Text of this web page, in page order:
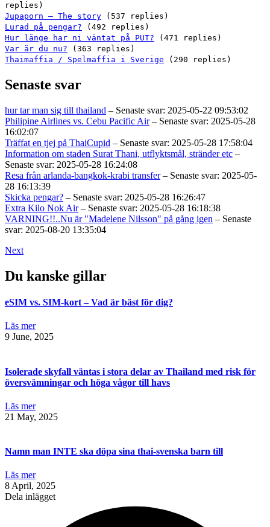
replies)
Jupaporn – The story (537 replies)
Lurad på pengar? (492 replies)
Hur länge har ni väntat på PUT? (471 replies)
Var är du nu? (363 replies)
Thaimaffia / Spelmaffia i Sverige (290 replies)
Senaste svar
hur tar man sig till thailand – Senaste svar: 2025-05-22 09:53:02
Philipine Airlines vs. Cebu Pacific Air– Senaste svar: 2025-05-28
16:02:07
Träffat en tjej på ThaiCupid – Senaste svar: 2025-05-28 17:58:04
Information om staden Surat Thani, utflyktsmål, stränder etc –
Senaste svar: 2025-05-28 16:24:08
Resa från arlanda-bangkok-krabi transfer– Senaste svar: 2025-05-
28 16:13:39
Skicka pengar? – Senaste svar: 2025-05-28 16:26:47
Extra Kilo Nok Air– Senaste svar: 2025-05-28 16:18:38
VARNING!!..Nu är "Madelene Nilsson" på gång igen – Senaste
svar: 2025-08-20 13:35:04
Next
Du kanske gillar
eSIM vs. SIM-kort – Vad är bäst för dig?
Läs mer
9 June, 2025
Isolerade skyfall väntas i stora delar av Thailand med risk för
översvämningar och höga vågor till havs
Läs mer
21 May, 2025
Namn man INTE ska döpa sina thai-svenska barn till
Läs mer
8 April, 2025
Dela inlägget